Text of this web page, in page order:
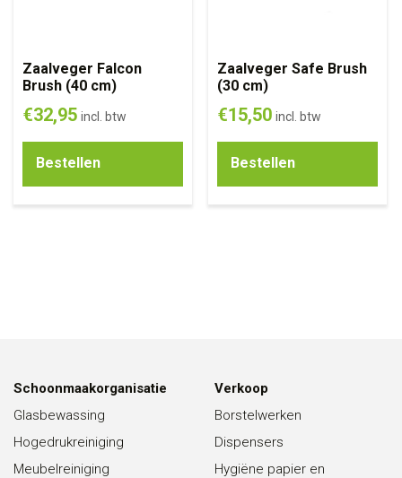
Zaalveger Falcon
Brush (40 cm)
€32,95 incl. btw
Bestellen
Zaalveger Safe Brush
(30 cm)
€15,50 incl. btw
Bestellen
Schoonmaakorganisatie
Glasbewassing
Hogedrukreiniging
Meubelreiniging
Verkoop
Borstelwerken
Dispensers
Hygiëne papier en